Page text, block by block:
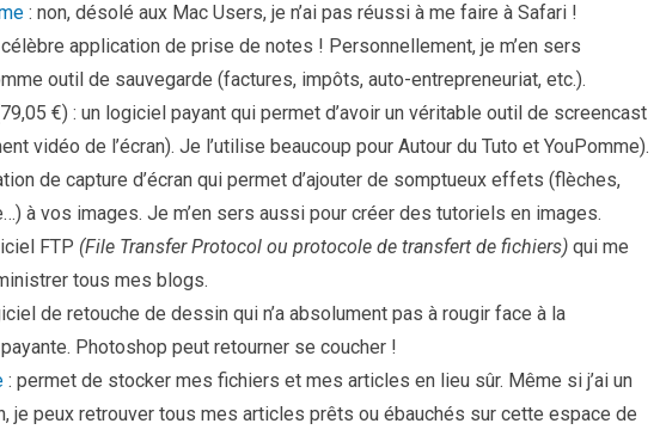
: non, désolé aux Mac Users, je n’ai pas réussi à me faire à Safari !
application de prise de notes ! Personnellement, je m’en sers
outil de sauvegarde (factures, impôts, auto-entrepreneuriat, etc.).
€) : un logiciel payant qui permet d’avoir un véritable outil de screencast
vidéo de l’écran). Je l’utilise beaucoup pour Autour du Tuto et YouPomme).
de capture d’écran qui permet d’ajouter de somptueux effets (flèches,
à vos images. Je m’en sers aussi pour créer des tutoriels en images.
FTP (File Transfer Protocol ou protocole de transfert de fichiers) qui me
tous mes blogs.
de retouche de dessin qui n’a absolument pas à rougir face à la
Photoshop peut retourner se coucher !
: permet de stocker mes fichiers et mes articles en lieu sûr. Même si j’ai un
je peux retrouver tous mes articles prêts ou ébauchés sur cette espace de